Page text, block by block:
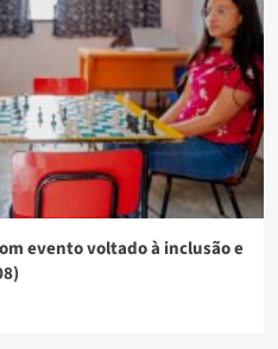
evento voltado à inclusão e